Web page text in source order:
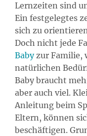
Lernzeiten sind
Ein festgelegtes
sich zu
Doch nicht jede
Babyzur Familie,
natürlichen
Baby braucht
aber auch viel.
Anleitung beim
Eltern, können
beschäftigen.